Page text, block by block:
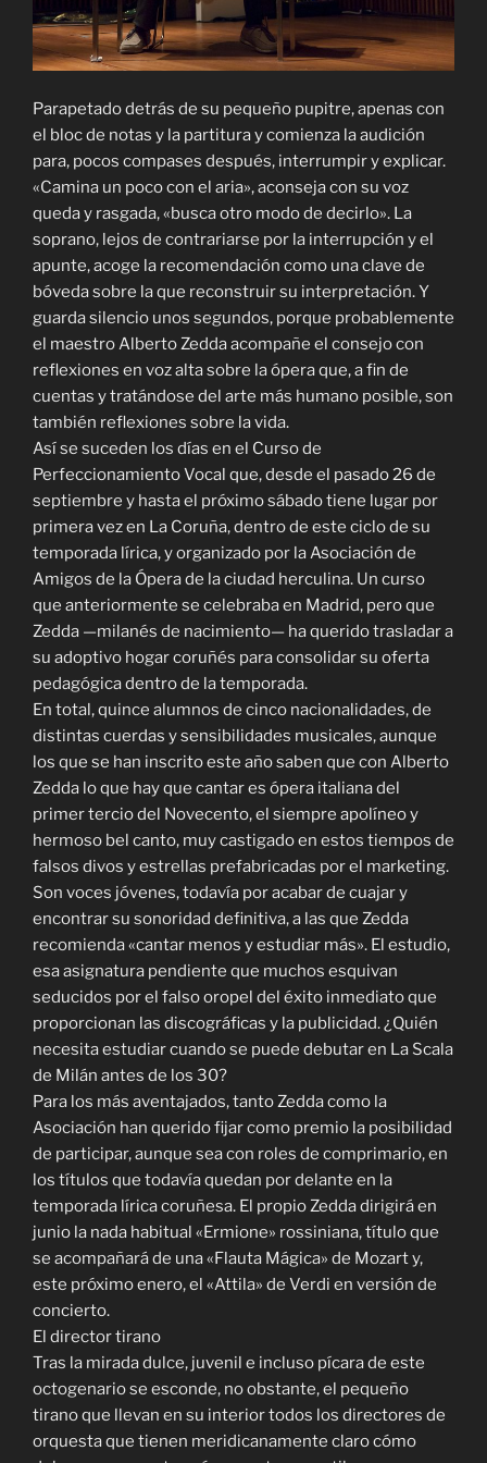
Parapetado detrás de su pequeño pupitre, apenas con
el bloc de notas y la partitura y comienza la audición
para, pocos compases después, interrumpir y explicar.
«Camina un poco con el aria», aconseja con su voz
queda y rasgada, «busca otro modo de decirlo». La
soprano, lejos de contrariarse por la interrupción y el
apunte, acoge la recomendación como una clave de
bóveda sobre la que reconstruir su interpretación. Y
guarda silencio unos segundos, porque probablemente
el maestro Alberto Zedda acompañe el consejo con
reflexiones en voz alta sobre la ópera que, a fin de
cuentas y tratándose del arte más humano posible, son
también reflexiones sobre la vida.
Así se suceden los días en el Curso de
Perfeccionamiento Vocal que, desde el pasado 26 de
septiembre y hasta el próximo sábado tiene lugar por
primera vez en La Coruña, dentro de este ciclo de su
temporada lírica, y organizado por la Asociación de
Amigos de la Ópera de la ciudad herculina. Un curso
que anteriormente se celebraba en Madrid, pero que
Zedda —milanés de nacimiento— ha querido trasladar a
su adoptivo hogar coruñés para consolidar su oferta
pedagógica dentro de la temporada.
En total, quince alumnos de cinco nacionalidades, de
distintas cuerdas y sensibilidades musicales, aunque
los que se han inscrito este año saben que con Alberto
Zedda lo que hay que cantar es ópera italiana del
primer tercio del Novecento, el siempre apolíneo y
hermoso bel canto, muy castigado en estos tiempos de
falsos divos y estrellas prefabricadas por el marketing.
Son voces jóvenes, todavía por acabar de cuajar y
encontrar su sonoridad definitiva, a las que Zedda
recomienda «cantar menos y estudiar más». El estudio,
esa asignatura pendiente que muchos esquivan
seducidos por el falso oropel del éxito inmediato que
proporcionan las discográficas y la publicidad. ¿Quién
necesita estudiar cuando se puede debutar en La Scala
de Milán antes de los 30?
Para los más aventajados, tanto Zedda como la
Asociación han querido fijar como premio la posibilidad
de participar, aunque sea con roles de comprimario, en
los títulos que todavía quedan por delante en la
temporada lírica coruñesa. El propio Zedda dirigirá en
junio la nada habitual «Ermione» rossiniana, título que
se acompañará de una «Flauta Mágica» de Mozart y,
este próximo enero, el «Attila» de Verdi en versión de
concierto.
El director tirano
Tras la mirada dulce, juvenil e incluso pícara de este
octogenario se esconde, no obstante, el pequeño
tirano que llevan en su interior todos los directores de
orquesta que tienen meridicanamente claro cómo